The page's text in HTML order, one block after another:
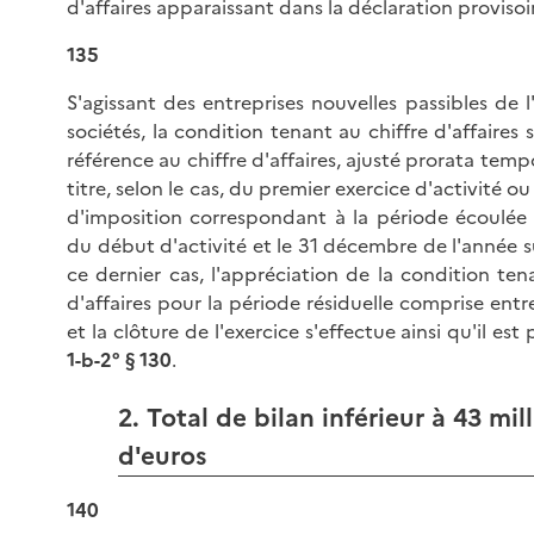
d'affaires apparaissant dans la déclaration
135
S'agissant des entreprises nouvelles passibles de
sociétés, la condition tenant au chiffre d'affaires
référence au chiffre d'affaires, ajusté prorata
titre, selon le cas, du premier exercice d'activité
d'imposition correspondant à la période
du début d'activité et le 31 décembre de l'année
ce dernier cas, l'appréciation de la condition
d'affaires pour la période résiduelle comprise
et la clôture de l'exercice s'effectue ainsi qu'il est
1-b-2° § 130.
2. Total de bilan inférieur à 43
d'euros
140